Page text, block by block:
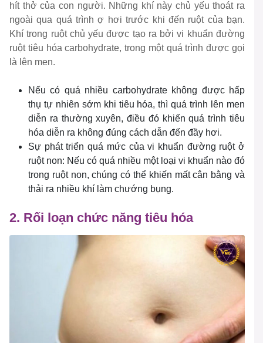
hít thở của con người. Những khí này chủ yếu thoát ra
ngoài qua quá trình ợ hơi trước khi đến ruột của bạn.
Khí trong ruột chủ yếu được tạo ra bởi vi khuẩn đường
ruột tiêu hóa carbohydrate, trong một quá trình được gọi
là lên men.
Nếu có quá nhiều carbohydrate không được hấp
thụ tự nhiên sớm khi tiêu hóa, thì quá trình lên men
diễn ra thường xuyên, điều đó khiến quá trình tiêu
hóa diễn ra không đúng cách dẫn đến đầy hơi.
Sự phát triển quá mức của vi khuẩn đường ruột ở
ruột non: Nếu có quá nhiều một loại vi khuẩn nào đó
trong ruột non, chúng có thể khiến mất cân bằng và
thải ra nhiều khí làm chướng bụng.
2. Rối loạn chức năng tiêu hóa